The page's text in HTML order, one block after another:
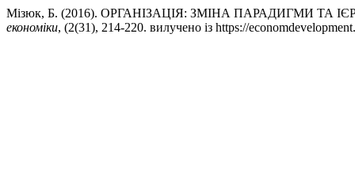
Мізюк, Б. (2016). ОРГАНІЗАЦІЯ: ЗМІНА ПАРАДИГМИ ТА
економіки, (2(31), 214-220. вилучено із https://